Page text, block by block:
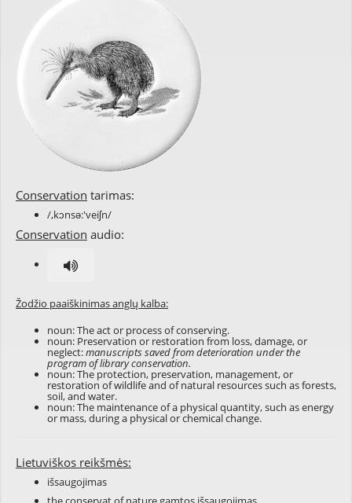
Conservation tarimas:
/,kɔnsə:'veiʃn/
Conservation audio:
Žodžio paaiškinimas anglų kalba:
noun: The act or process of conserving.
noun: Preservation or restoration from loss, damage, or
neglect:manuscripts saved from deterioration under the
program of library conservation.
noun: The protection, preservation, management, or
restoration of wildlife and of natural resources such as forests,
soil, and water.
noun: The maintenance of a physical quantity, such as energy
or mass, during a physical or chemical change.
Lietuviškos reikšmės:
išsaugojimas